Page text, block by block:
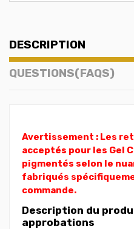
DESCRIPTION
QUESTIONS(FAQS)
Avertissement : Les
acceptés pour les Gel
pigmentés selon le
fabriqués
commande.
Description du
approbations